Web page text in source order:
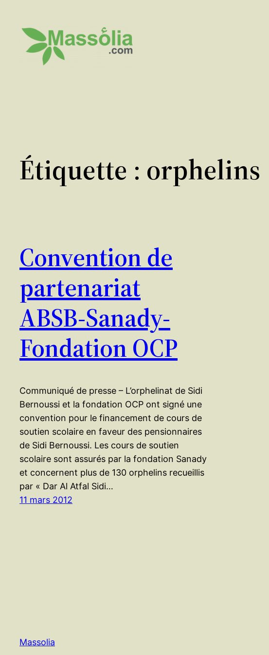
contenu
Étiquette : orphelins
Convention de
partenariat
ABSB-Sanady-
Fondation OCP
Communiqué de presse – L’orphelinat de Sidi
Bernoussi et la fondation OCP ont signé une
convention pour le financement de cours de
soutien scolaire en faveur des pensionnaires
de Sidi Bernoussi. Les cours de soutien
scolaire sont assurés par la fondation Sanady
et concernent plus de 130 orphelins recueillis
par « Dar Al Atfal Sidi…
11 mars 2012
Massolia